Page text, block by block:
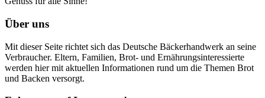
Über uns
Mit dieser Seite richtet sich das Deutsche Bäckerhandwerk an seine
Verbraucher. Eltern, Familien, Brot- und Ernährungsinteressierte
werden hier mit aktuellen Informationen rund um die Themen Brot
und Backen versorgt.